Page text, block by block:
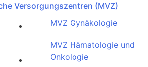
Versorgungszentren (MVZ)
MVZ Gynäkologie
MVZ Hämatologie und
Onkologie